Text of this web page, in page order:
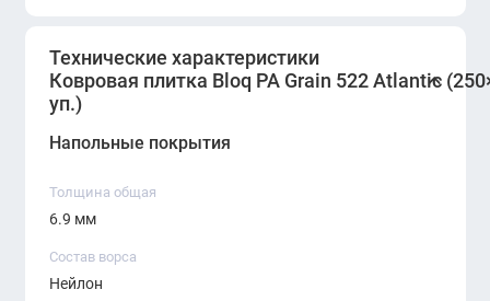
современное и выразительное решение для
офисных пространств. Глубокий сине-зелёный
оттенок позволяет создавать стильные и
функциональные интерьеры, сохраняя высокий
Технические характеристики
Ковровая плитка Bloq PA Grain 522 Atlantic
уп.)
Напольные покрытия
Толщина общая
6.9 мм
Состав ворса
Нейлон